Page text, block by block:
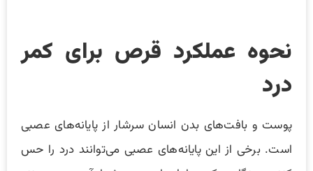
نحوه عملکرد قرص برای کمر
درد
پوست و بافت‌های بدن انسان سرشار از پایانه‌های عصبی
است. برخی از این پایانه‌های عصبی می‌توانند درد را حس